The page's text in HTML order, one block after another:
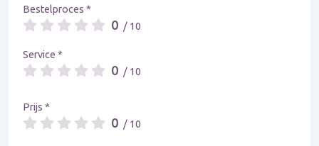
Bestelproces *
0 / 10
Service *
0 / 10
Prijs *
0 / 10